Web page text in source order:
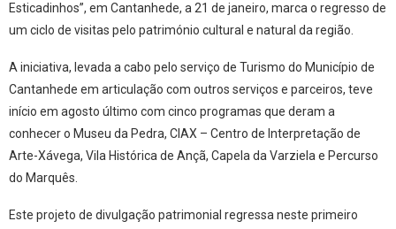
Esticadinhos”, em Cantanhede, a 21 de janeiro, marca o regresso de
um ciclo de visitas pelo património cultural e natural da região.
A iniciativa, levada a cabo pelo serviço de Turismo do Município de
Cantanhede em articulação com outros serviços e parceiros, teve
início em agosto último com cinco programas que deram a
conhecer o Museu da Pedra, CIAX – Centro de Interpretação de
Arte-Xávega, Vila Histórica de Ançã, Capela da Varziela e Percurso
do Marquês.
Este projeto de divulgação patrimonial regressa neste primeiro